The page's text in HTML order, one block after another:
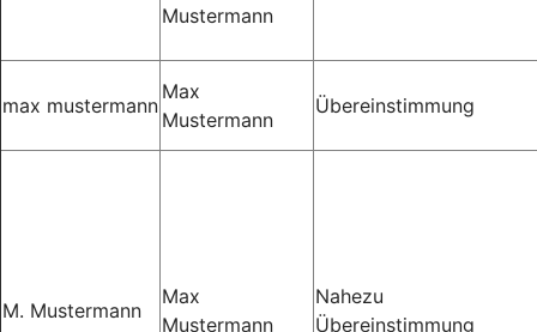
Mustermann
max mustermann
Max
Mustermann
Übereinstimmung
M. Mustermann
Max
Mustermann
Nahezu
Übereinstimmung